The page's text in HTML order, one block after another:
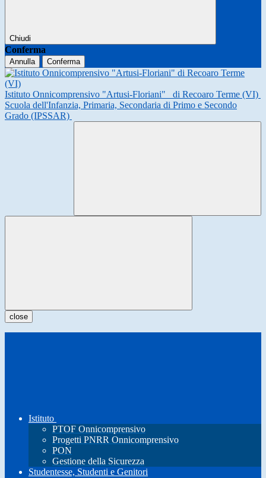
Chiudi
Conferma
Annulla Conferma
Istituto Onnicomprensivo "Artusi-Floriani"
di Recoaro Terme (VI)
Scuola dell'Infanzia, Primaria, Secondaria di Primo e Secondo
Grado (IPSSAR)
close
Istituto
PTOF Onnicomprensivo
Progetti PNRR Onnicomprensivo
PON
Gestione della Sicurezza
Studentesse, Studenti e Genitori